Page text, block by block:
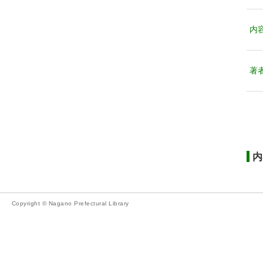
内
著
Copyright © Nagano Prefectural Library